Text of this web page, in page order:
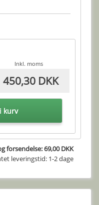
Inkl. moms
450,30 DKK
kurv
forsendelse: 69,00 DKK
leveringstid: 1-2 dage